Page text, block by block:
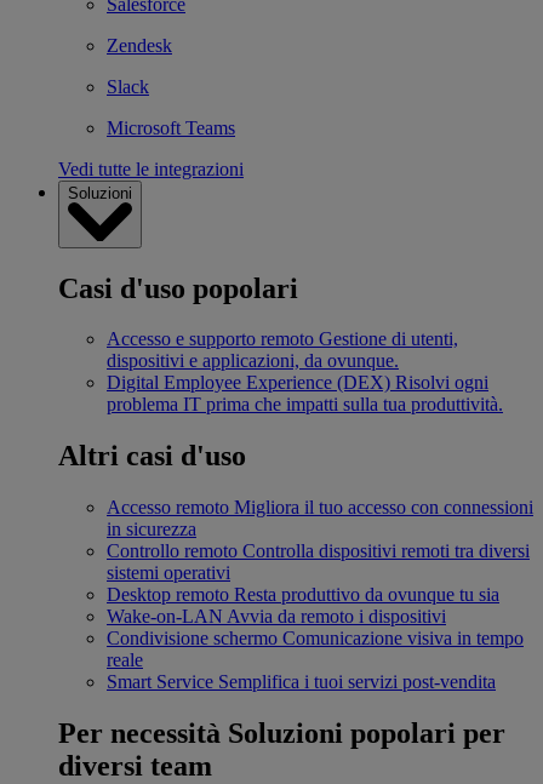
Zendesk
Slack
Microsoft Teams
Vedi tutte le integrazioni
Soluzioni
Casi d'uso popolari
Accesso e supporto remoto Gestione di utenti,
dispositivi e applicazioni, da ovunque.
Digital Employee Experience (DEX) Risolvi ogni
problema IT prima che impatti sulla tua produttività.
Altri casi d'uso
Accesso remoto Migliora il tuo accesso con connessioni
in sicurezza
Controllo remoto Controlla dispositivi remoti tra diversi
sistemi operativi
Desktop remoto Resta produttivo da ovunque tu sia
Wake-on-LAN Avvia da remoto i dispositivi
Condivisione schermo Comunicazione visiva in tempo
reale
Smart Service Semplifica i tuoi servizi post-vendita
Per necessità Soluzioni popolari per
diversi team